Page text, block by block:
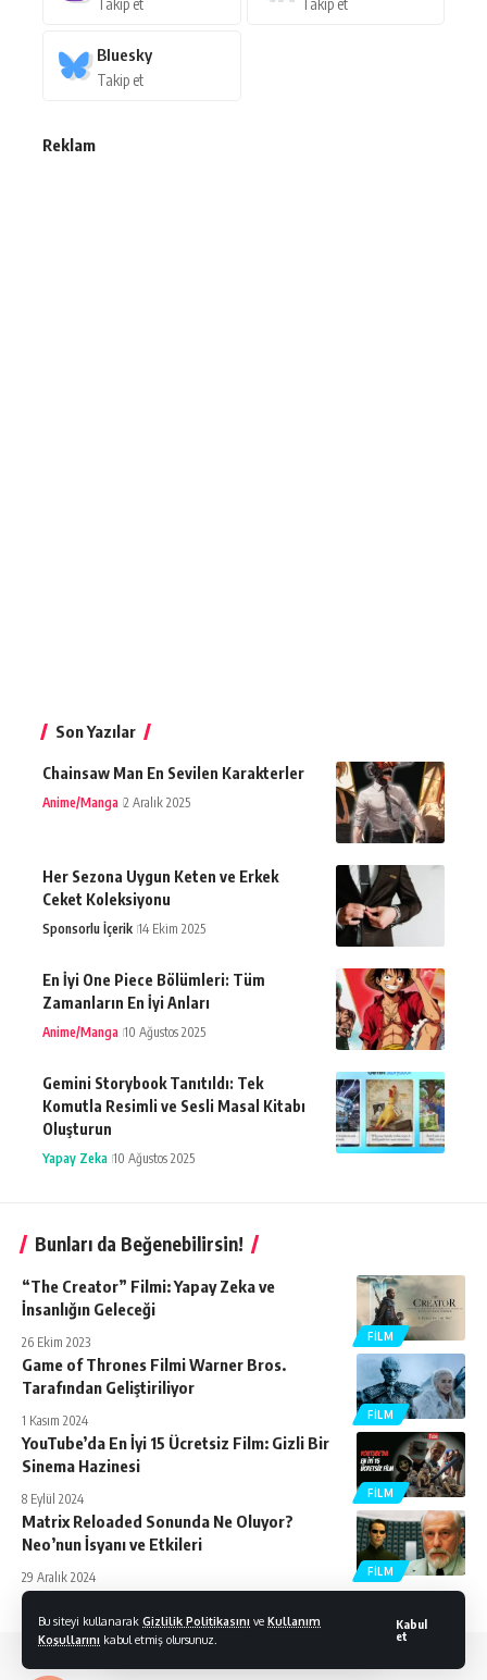
Bu siteyi kullanarak Gizlilik Politikasını ve Kullanım
Koşullarını kabul etmiş olursunuz.
Kabul
et
Takip et Takip et
Bluesky
Takip et
Reklam
Son Yazılar
Chainsaw Man En Sevilen Karakterler
Anime/Manga 2 Aralık 2025
Her Sezona Uygun Keten ve Erkek
Ceket Koleksiyonu
Sponsorlu İçerik 14 Ekim 2025
En İyi One Piece Bölümleri: Tüm
Zamanların En İyi Anları
Anime/Manga 10 Ağustos 2025
Gemini Storybook Tanıtıldı: Tek
Komutla Resimli ve Sesli Masal Kitabı
Oluşturun
Yapay Zeka 10 Ağustos 2025
Bunları da Beğenebilirsin!
FILM
“The Creator” Filmi: Yapay Zeka ve
İnsanlığın Geleceği
26 Ekim 2023
FILM
Game of Thrones Filmi Warner Bros.
Tarafından Geliştiriliyor
1 Kasım 2024
FILM
YouTube’da En İyi 15 Ücretsiz Film: Gizli Bir
Sinema Hazinesi
8 Eylül 2024
FILM
Matrix Reloaded Sonunda Ne Oluyor?
Neo’nun İsyanı ve Etkileri
29 Aralık 2024